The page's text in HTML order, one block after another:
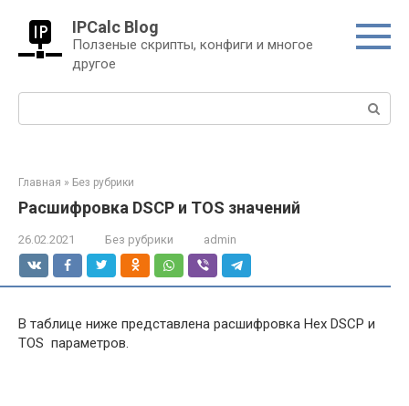
контенту
IPCalc Blog
Ползеные скрипты, конфиги и многое
другое
Поиск:
Главная » Без рубрики
Расшифровка DSCP и TOS значений
26.02.2021 Без рубрики admin
В таблице ниже представлена расшифровка Hex DSCP и
TOS параметров.